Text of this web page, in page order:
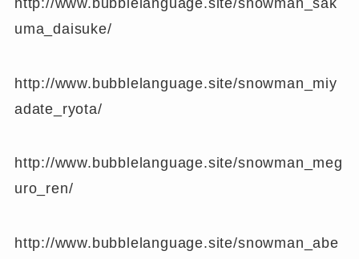
uma_daisuke/
http://www.bubblelanguage.site/snowman_miy
adate_ryota/
http://www.bubblelanguage.site/snowman_meg
uro_ren/
http://www.bubblelanguage.site/snowman_abe